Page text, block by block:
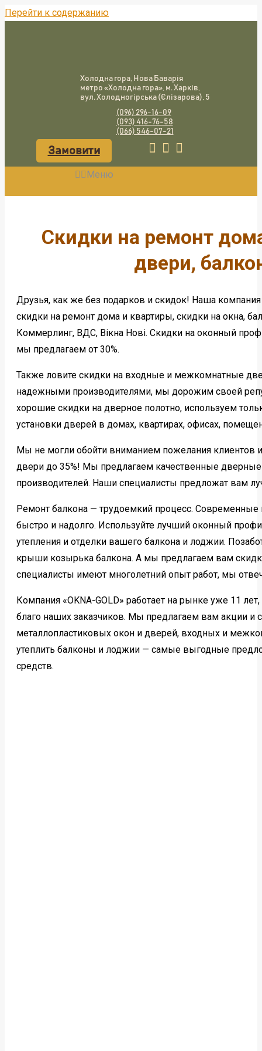
Перейти к содержанию
Холодна гора, Нова Баварія
метро «Холодна гора», м. Харків,
вул. Холодногірська (Єлізарова), 5
(096) 296-16-09
(093) 416-76-58
(066) 546-07-21
Замовити
Меню
Скидки на ремонт
двери,
Друзья, как же без подарков и скидок! Наша
скидки на ремонт дома и квартиры, скидки на окна,
Коммерлинг, ВДС, Вікна Нові. Скидки на оконный
мы предлагаем от 30%.
Также ловите скидки на входные и межкомнатные
надежными производителями, мы дорожим своей
хорошие скидки на дверное полотно, используем
установки дверей в домах, квартирах, офисах,
Мы не могли обойти вниманием пожелания клиентов
двери до 35%! Мы предлагаем качественные дверные
производителей. Наши специалисты предложат вам
Ремонт балкона — трудоемкий процесс.
быстро и надолго. Используйте лучший оконный
утепления и отделки вашего балкона и лоджии.
крыши козырька балкона. А мы предлагаем вам
специалисты имеют многолетний опыт работ, мы
Компания «OKNA-GOLD» работает на рынке уже 11
благо наших заказчиков. Мы предлагаем вам акции и
металлопластиковых окон и дверей, входных и
утеплить балконы и лоджии — самые выгодные
средств.